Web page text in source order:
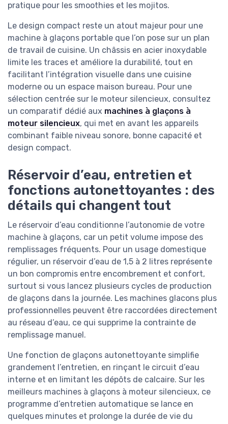
pratique pour les smoothies et les mojitos.
Le design compact reste un atout majeur pour une
machine à glaçons portable que l’on pose sur un plan
de travail de cuisine. Un châssis en acier inoxydable
limite les traces et améliore la durabilité, tout en
facilitant l’intégration visuelle dans une cuisine
moderne ou un espace maison bureau. Pour une
sélection centrée sur le moteur silencieux, consultez
un comparatif dédié aux machines à glaçons à
moteur silencieux, qui met en avant les appareils
combinant faible niveau sonore, bonne capacité et
design compact.
Réservoir d’eau, entretien et
fonctions autonettoyantes : des
détails qui changent tout
Le réservoir d’eau conditionne l’autonomie de votre
machine à glaçons, car un petit volume impose des
remplissages fréquents. Pour un usage domestique
régulier, un réservoir d’eau de 1,5 à 2 litres représente
un bon compromis entre encombrement et confort,
surtout si vous lancez plusieurs cycles de production
de glaçons dans la journée. Les machines glacons plus
professionnelles peuvent être raccordées directement
au réseau d’eau, ce qui supprime la contrainte de
remplissage manuel.
Une fonction de glaçons autonettoyante simplifie
grandement l’entretien, en rinçant le circuit d’eau
interne et en limitant les dépôts de calcaire. Sur les
meilleurs machines à glaçons à moteur silencieux, ce
programme d’entretien automatique se lance en
quelques minutes et prolonge la durée de vie du